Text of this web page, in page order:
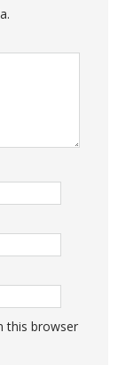
this browser